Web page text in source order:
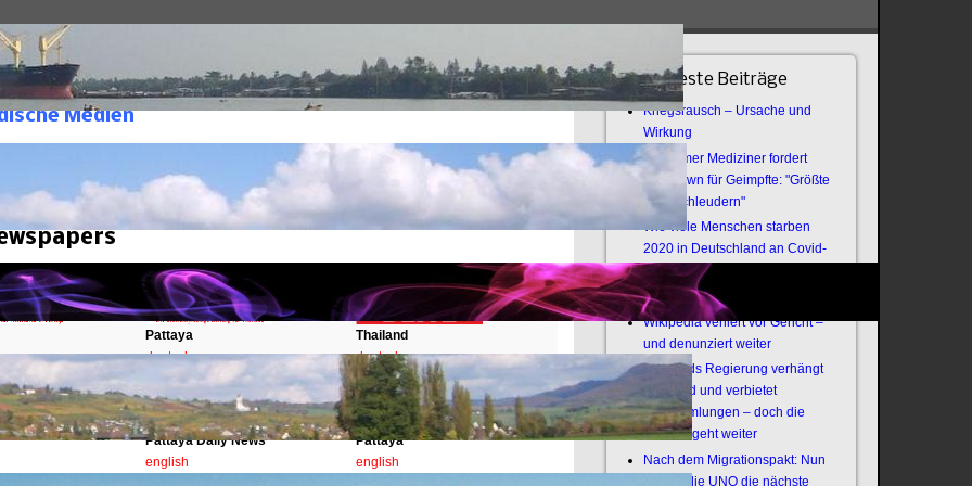
Medien
Medien
04. August 2005
Pattaya
deutsch
Thailand
deutsch
Pattaya Daily News
english
Pattaya
english
Neueste Beiträge
Kriegsrausch – Ursache und
Wirkung
Bochumer Mediziner fordert
Lockdown für Geimpfte: "Größte
Virenschleudern"
Wie viele Menschen starben
2020 in Deutschland an Covid-
19?
Offener Brief an die Armee
Wikipedia verliert vor Gericht –
und denunziert weiter
Thailands Regierung verhängt
Notstand und verbietet
Versammlungen – doch die
Revolte geht weiter
Nach dem Migrationspakt: Nun
zündet die UNO die nächste